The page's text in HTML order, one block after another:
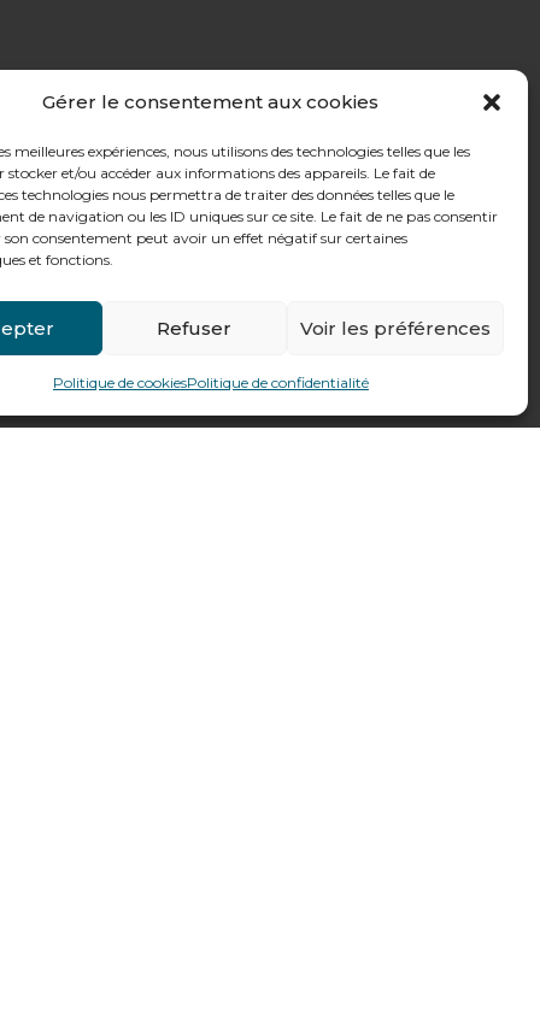
Gérer le consentement aux cookies
meilleures expériences, nous utilisons des technologies telles que les
stocker et/ou accéder aux informations des appareils. Le fait de
technologies nous permettra de traiter des données telles que le
de navigation ou les ID uniques sur ce site. Le fait de ne pas consentir
son consentement peut avoir un effet négatif sur certaines
et fonctions.
Refuser Voir les préférences
Politique de cookiesPolitique de confidentialité
nous
(0)4 74 62 81 44